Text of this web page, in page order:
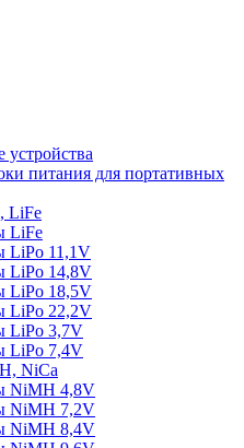
питания для портативных
LiFe
LiFe
LiPo 11,1V
LiPo 14,8V
LiPo 18,5V
LiPo 22,2V
LiPo 3,7V
LiPo 7,4V
NiCa
NiMH 4,8V
NiMH 7,2V
NiMH 8,4V